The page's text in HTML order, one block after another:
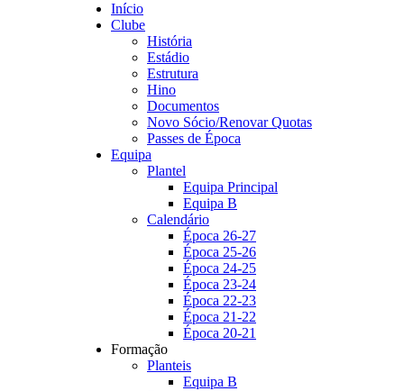
Início
Clube
História
Estádio
Estrutura
Hino
Documentos
Novo Sócio/Renovar Quotas
Passes de Época
Equipa
Plantel
Equipa Principal
Equipa B
Calendário
Época 26-27
Época 25-26
Época 24-25
Época 23-24
Época 22-23
Época 21-22
Época 20-21
Formação
Planteis
Equipa B